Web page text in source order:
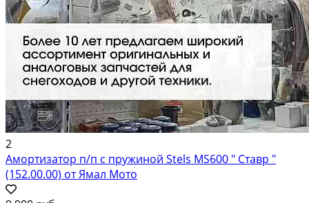
2
Амортизатор п/п с пружиной Stels MS600 " Ставр "
(152.00.00) от Ямал Мото